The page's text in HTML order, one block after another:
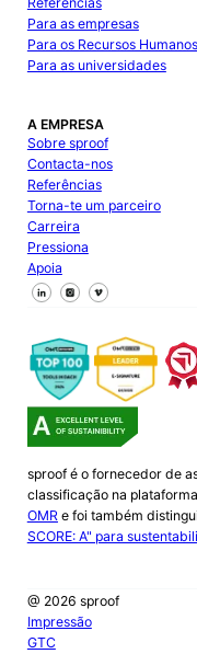
Para as empresas
Para os Recursos
Para as universidades
A EMPRESA
Sobre sproof
Contacta-nos
Referências
Torna-te um parceiro
Carreira
Pressiona
Apoia
Segue-nos no
Segue-nos no X
Segue-nos no
sproof é o fornecedor de
classificação na
OMRe foi também
SCORE: A" para
@ 2026 sproof
Impressão
GTC